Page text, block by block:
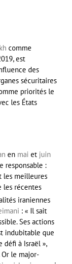
comme
, est
des
sécuritaires
priorités le
les États
en mai et juin
responsable :
les meilleures
les récentes
iraniennes
: « Il sait
Ses actions
indubitable que
défi à Israël »,
Or le major-